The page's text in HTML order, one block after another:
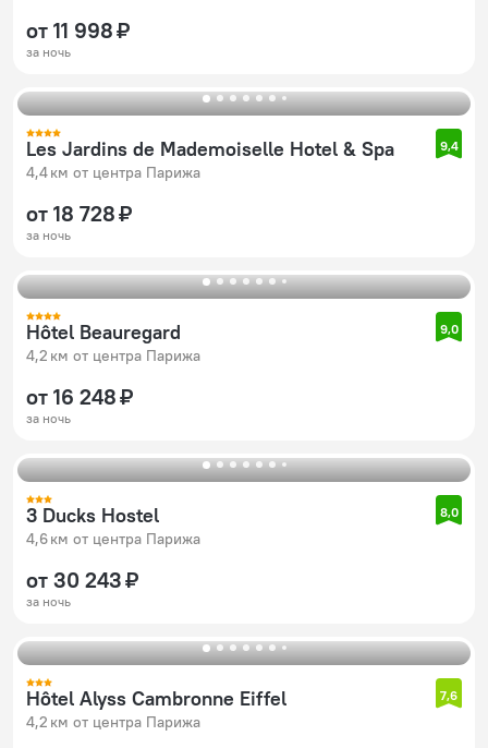
от 11 998 ₽
за ночь
Les Jardins de Mademoiselle Hotel & Spa
4,4 км от центра Парижа
9,4
от 18 728 ₽
за ночь
Hôtel Beauregard
4,2 км от центра Парижа
9,0
от 16 248 ₽
за ночь
3 Ducks Hostel
4,6 км от центра Парижа
8,0
от 30 243 ₽
за ночь
Hôtel Alyss Cambronne Eiffel
4,2 км от центра Парижа
7,6